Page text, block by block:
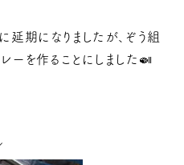
延期になりましたが、ぞう組
ーを作ることにしました🍛